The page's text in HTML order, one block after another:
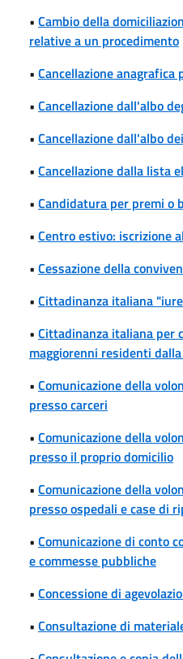
• Cambio della
relative a un procedimento
• Cancellazione
• Cancellazione dall'albo
• Cancellazione dall'albo
• Cancellazione dalla lista
• Candidatura per premi o
• Centro estivo: iscrizione
• Cessazione della
• Cittadinanza italiana
• Cittadinanza italiana per
maggiorenni residenti
• Comunicazione della
presso carceri
• Comunicazione della
presso il proprio domicilio
• Comunicazione della
presso ospedali e case di
• Comunicazione di conto
e commesse pubbliche
• Concessione di
• Consultazione di